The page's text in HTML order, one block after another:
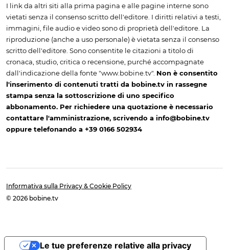
I link da altri siti alla prima pagina e alle pagine interne sono
vietati senza il consenso scritto dell'editore. I diritti relativi a testi,
immagini, file audio e video sono di proprietà dell'editore. La
riproduzione (anche a uso personale) è vietata senza il consenso
scritto dell'editore. Sono consentite le citazioni a titolo di
cronaca, studio, critica o recensione, purché accompagnate
dall'indicazione della fonte "www.bobine.tv". Non è consentito
l'inserimento di contenuti tratti da bobine.tv in rassegne
stampa senza la sottoscrizione di uno specifico
abbonamento. Per richiedere una quotazione è necessario
contattare l'amministrazione, scrivendo a info@bobine.tv
oppure telefonando a +39 0166 502934
Informativa sulla Privacy & Cookie Policy
© 2026 bobine.tv
Le tue preferenze relative alla privacy